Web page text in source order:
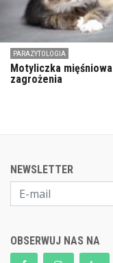
PARAZYTOLOGIA
Motyliczka
zagrożenia
NEWSLETTER
OBSERWUJ NAS NA